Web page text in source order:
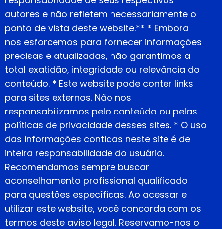
autores e não refletem necessariamente o
ponto de vista deste website.** * Embora
nos esforcemos para fornecer informações
precisas e atualizadas, não garantimos a
total exatidão, integridade ou relevância do
conteúdo. * Este website pode conter links
para sites externos. Não nos
responsabilizamos pelo conteúdo ou pelas
políticas de privacidade desses sites. * O uso
das informações contidas neste site é de
inteira responsabilidade do usuário.
Recomendamos sempre buscar
aconselhamento profissional qualificado
para questões específicas. Ao acessar e
utilizar este website, você concorda com os
termos deste aviso legal. Reservamo-nos o